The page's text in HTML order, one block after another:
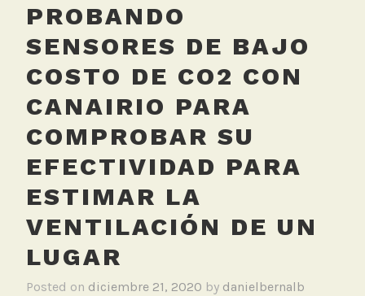
PROBANDO
SENSORES DE BAJO
COSTO DE CO2 CON
CANAIRIO PARA
COMPROBAR SU
EFECTIVIDAD PARA
ESTIMAR LA
VENTILACIÓN DE UN
LUGAR
Posted on diciembre 21, 2020 by danielbernalb